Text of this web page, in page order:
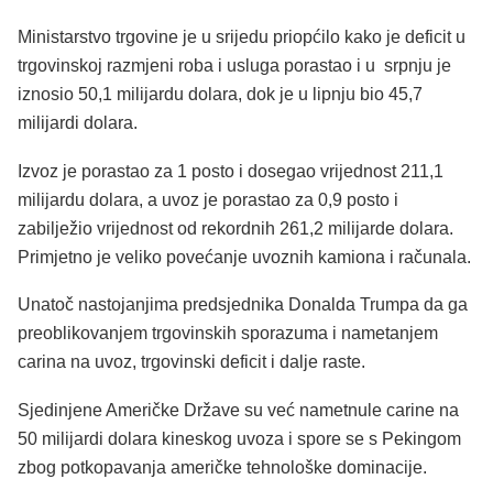
Ministarstvo trgovine je u srijedu priopćilo kako je deficit u
trgovinskoj razmjeni roba i usluga porastao i u srpnju je
iznosio 50,1 milijardu dolara, dok je u lipnju bio 45,7
milijardi dolara.
Izvoz je porastao za 1 posto i dosegao vrijednost 211,1
milijardu dolara, a uvoz je porastao za 0,9 posto i
zabilježio vrijednost od rekordnih 261,2 milijarde dolara.
Primjetno je veliko povećanje uvoznih kamiona i računala.
Unatoč nastojanjima predsjednika Donalda Trumpa da ga
preoblikovanjem trgovinskih sporazuma i nametanjem
carina na uvoz, trgovinski deficit i dalje raste.
Sjedinjene Američke Države su već nametnule carine na
50 milijardi dolara kineskog uvoza i spore se s Pekingom
zbog potkopavanja američke tehnološke dominacije.